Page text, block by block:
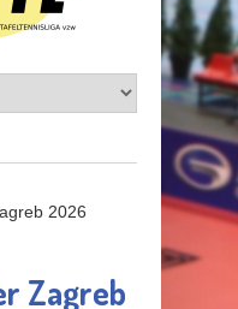
2026
Zagreb